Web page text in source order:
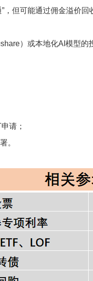
，但可能通过佣金溢价回
）或本地化AI模型
请；
。